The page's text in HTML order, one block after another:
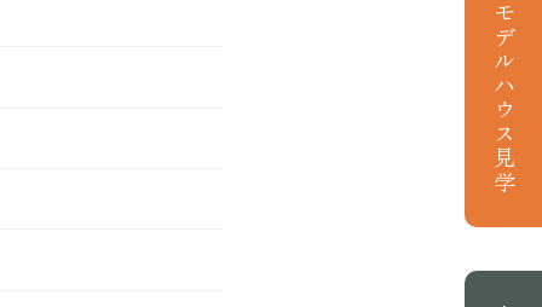
モデルハウス見学